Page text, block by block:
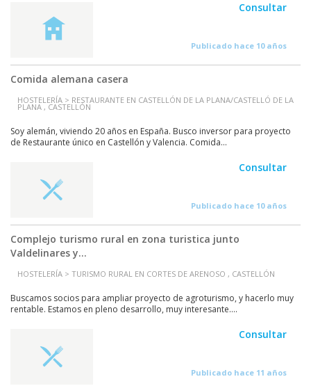
Consultar
Publicado hace 10 años
Comida alemana casera
HOSTELERÍA > RESTAURANTE EN CASTELLÓN DE LA PLANA/CASTELLÓ DE LA
PLANA , CASTELLÓN
Soy alemán, viviendo 20 años en España. Busco inversor para proyecto
de Restaurante único en Castellón y Valencia. Comida...
Consultar
Publicado hace 10 años
Complejo turismo rural en zona turistica junto
Valdelinares y...
HOSTELERÍA > TURISMO RURAL EN CORTES DE ARENOSO , CASTELLÓN
Buscamos socios para ampliar proyecto de agroturismo, y hacerlo muy
rentable. Estamos en pleno desarrollo, muy interesante....
Consultar
Publicado hace 11 años